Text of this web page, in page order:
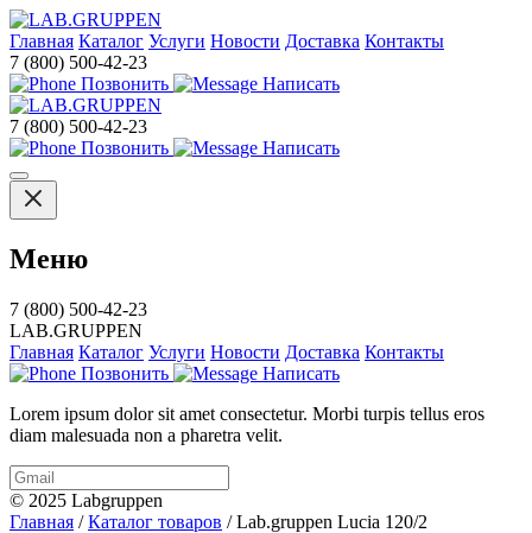
Главная Каталог Услуги Новости Доставка Контакты
7 (800) 500-42-23
Позвонить
Написать
7 (800) 500-42-23
Позвонить
Написать
Меню
7 (800) 500-42-23
LAB.GRUPPEN
Главная Каталог Услуги Новости Доставка Контакты
Позвонить
Написать
Lorem ipsum dolor sit amet consectetur. Morbi turpis tellus eros
diam malesuada non a pharetra velit.
© 2025 Labgruppen
Главная / Каталог товаров / Lab.gruppen Lucia 120/2